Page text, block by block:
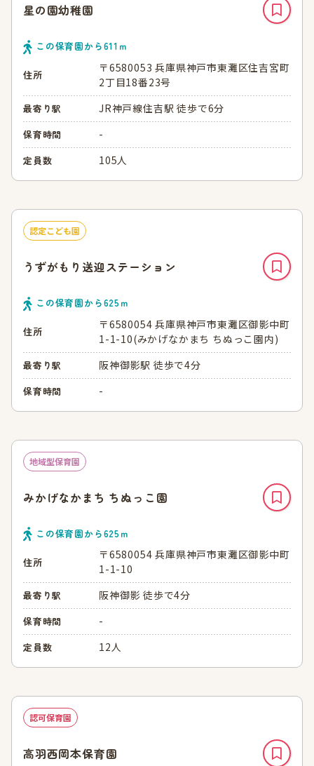
星の園幼稚園
この保育園から611 ｍ
住所
〒6580053 兵庫県神戸市東灘区住吉宮町
2丁目18番23号
最寄り駅 JR神戸線住吉駅 徒歩で6分
保育時間 -
定員数 105人
認定こども園
うずがもり送迎ステーション
この保育園から625ｍ
住所
〒6580054 兵庫県神戸市東灘区御影中町
1-1-10(みかげなかまち ちぬっこ園内)
最寄り駅 阪神御影駅 徒歩で4分
保育時間 -
地域型保育園
みかげなかまち ちぬっこ園
この保育園から625ｍ
住所
〒6580054 兵庫県神戸市東灘区御影中町
1-1-10
最寄り駅 阪神御影 徒歩で4分
保育時間 -
定員数 12人
認可保育園
高羽西岡本保育園